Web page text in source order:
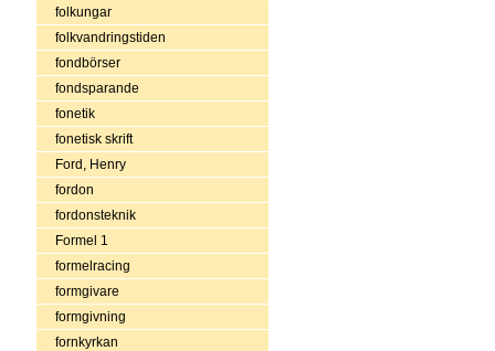
folkungar
folkvandringstiden
fondbörser
fondsparande
fonetik
fonetisk skrift
Ford, Henry
fordon
fordonsteknik
Formel 1
formelracing
formgivare
formgivning
fornkyrkan